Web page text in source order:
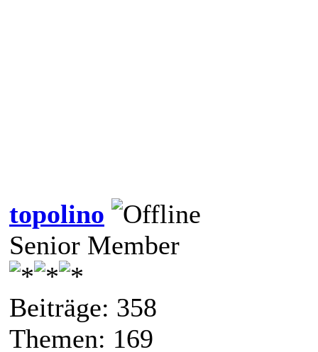
topolino
Senior Member
Beiträge: 358
Themen: 169